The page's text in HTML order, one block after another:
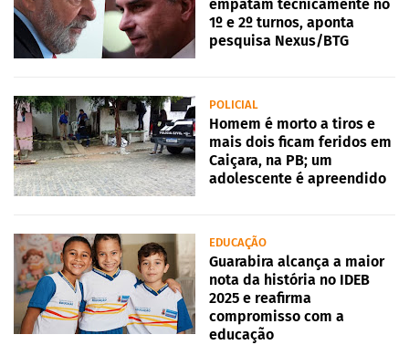
empatam tecnicamente no
1º e 2º turnos, aponta
pesquisa Nexus/BTG
POLICIAL
Homem é morto a tiros e
mais dois ficam feridos em
Caiçara, na PB; um
adolescente é apreendido
EDUCAÇÃO
Guarabira alcança a maior
nota da história no IDEB
2025 e reafirma
compromisso com a
educação